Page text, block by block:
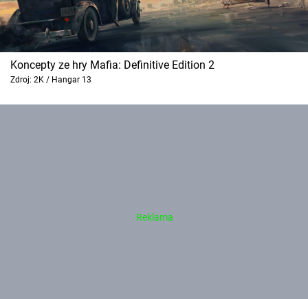
Přihlášení
Sledujte nás
Koncepty ze hry Mafia: Definitive Edition 2
Zdroj: 2K / Hangar 13